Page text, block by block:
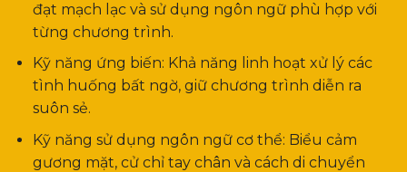
đạt mạch lạc và sử dụng ngôn ngữ phù hợp với
từng chương trình.
Kỹ năng ứng biến: Khả năng linh hoạt xử lý các
tình huống bất ngờ, giữ chương trình diễn ra
suôn sẻ.
Kỹ năng sử dụng ngôn ngữ cơ thể: Biểu cảm
gương mặt, cử chỉ tay chân và cách di chuyển